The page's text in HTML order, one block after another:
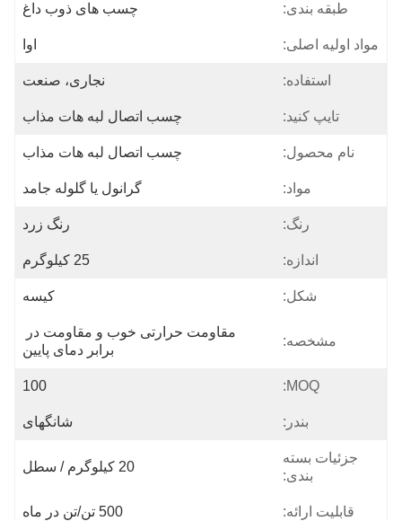
طبقه بندی: چسب های ذوب داغ
مواد اولیه اصلی: اوا
استفاده: نجاری، صنعت
تایپ کنید: چسب اتصال لبه هات مذاب
نام محصول: چسب اتصال لبه هات مذاب
مواد: گرانول یا گلوله جامد
رنگ: رنگ زرد
اندازه: 25 کیلوگرم
شکل: کیسه
مشخصه:
مقاومت حرارتی خوب و مقاومت در
برابر دمای پایین
MOQ:
100
بندر: شانگهای
جزئیات بسته
بندی:
20 کیلوگرم / سطل
قابلیت ارائه: 500 تن/تن در ماه